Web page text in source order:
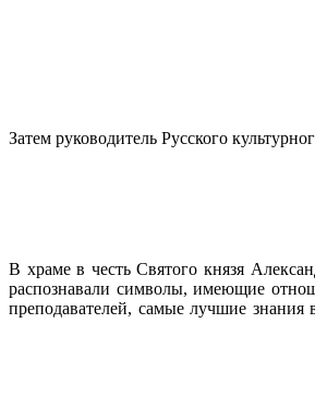
Затем руководитель Русского
В храме в честь Святого князя
распознавали символы, имеющие
преподавателей, самые лучшие